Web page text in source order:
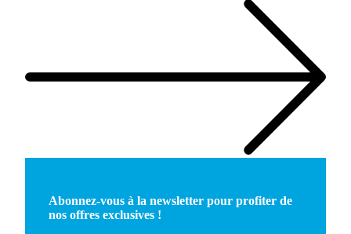
Abonnez-vous à la newsletter pour profiter de
nos offres exclusives !